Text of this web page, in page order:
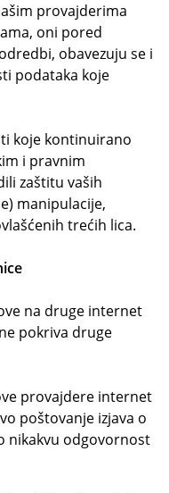
provajderima
oni pored
obavezuju se i
podataka koje
koje kontinuirano
i pravnim
zaštitu vaših
manipulacije,
trećih lica.
na druge internet
pokriva druge
provajdere internet
poštovanje izjava o
nikakvu odgovornost